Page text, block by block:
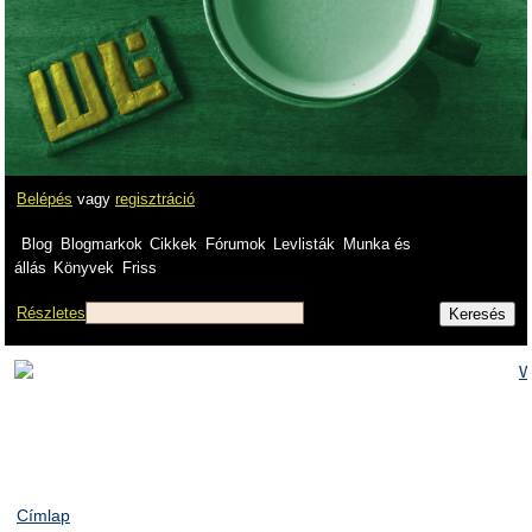
Belépés vagy regisztráció
Blog Blogmarkok Cikkek Fórumok Levlisták
Munka és
állás Könyvek Friss
Részletes
Címlap